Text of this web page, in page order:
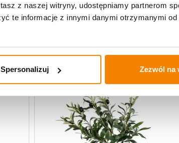
z naszej witryny, udostępniamy partnerom
te informacje z innymi danymi otrzymanymi od
Spersonalizuj Zezwól na